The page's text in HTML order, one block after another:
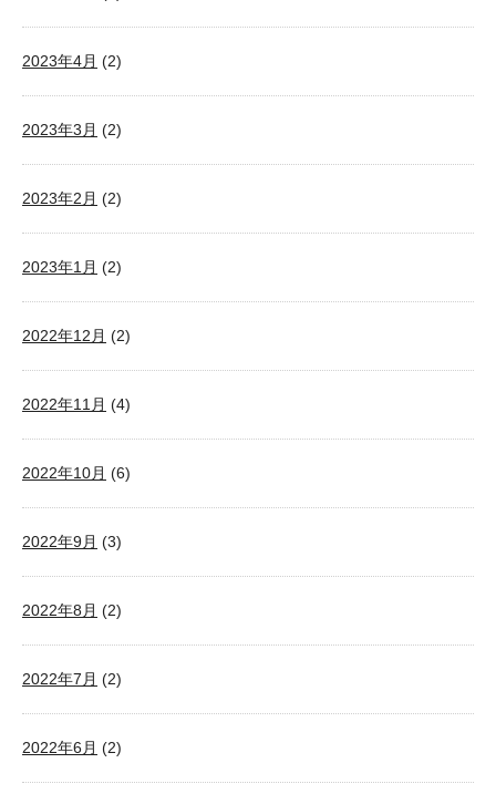
2023年4月 (2)
2023年3月 (2)
2023年2月 (2)
2023年1月 (2)
2022年12月 (2)
2022年11月 (4)
2022年10月 (6)
2022年9月 (3)
2022年8月 (2)
2022年7月 (2)
2022年6月 (2)